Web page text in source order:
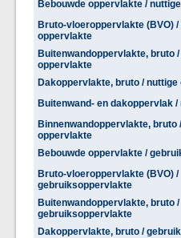
Bebouwde oppervlakte /
Bruto-vloeroppervlakte (BVO) /
oppervlakte
Buitenwandoppervlakte, bruto
oppervlakte
Dakoppervlakte, bruto /
Buitenwand- en dakoppervlak
Binnenwandoppervlakte, bruto
oppervlakte
Bebouwde oppervlakte /
Bruto-vloeroppervlakte (BVO) /
gebruiksoppervlakte
Buitenwandoppervlakte, bruto /
gebruiksoppervlakte
Dakoppervlakte, bruto /